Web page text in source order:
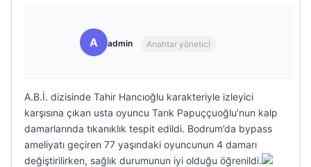
A admin Anahtar yönetici
A.B.İ. dizisinde Tahir Hancıoğlu karakteriyle izleyici
karşısına çıkan usta oyuncu Tarık Papuççuoğlu’nun kalp
damarlarında tıkanıklık tespit edildi. Bodrum’da bypass
ameliyatı geçiren 77 yaşındaki oyuncunun 4 damarı
değiştirilirken, sağlık durumunun iyi olduğu öğrenildi.